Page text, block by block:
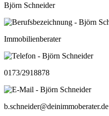
Björn Schneider
Immobilienberater
0173/2918878
b.schneider@deinimmoberater.de